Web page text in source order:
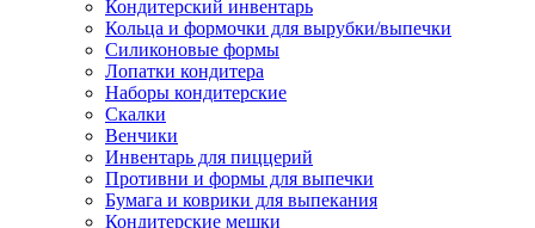
Кондитерский инвентарь
Кольца и формочки для вырубки/выпечки
Силиконовые формы
Лопатки кондитера
Наборы кондитерские
Скалки
Венчики
Инвентарь для пиццерий
Противни и формы для выпечки
Бумага и коврики для выпекания
Кондитерские мешки